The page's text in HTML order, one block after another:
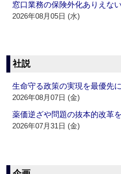
窓口業務の保険外化ありえない
2026年08月05日 (水)
社説
生命守る政策の実現を最優先に
2026年08月07日 (金)
薬価逆ざや問題の抜本的改革を
2026年07月31日 (金)